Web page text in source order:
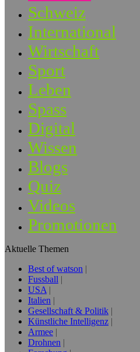
Schweiz
International
Wirtschaft
Sport
Leben
Spass
Digital
Wissen
Blogs
Quiz
Videos
Promotionen
Aktuelle Themen
Best of watson
Fussball
USA
Italien
Gesellschaft & Politik
Künstliche Intelligenz
Armee
Drohnen